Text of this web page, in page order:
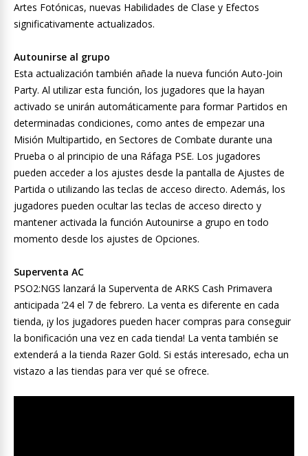
Artes Fotónicas, nuevas Habilidades de Clase y Efectos
significativamente actualizados.
Autounirse al grupo
Esta actualización también añade la nueva función Auto-Join
Party. Al utilizar esta función, los jugadores que la hayan
activado se unirán automáticamente para formar Partidos en
determinadas condiciones, como antes de empezar una
Misión Multipartido, en Sectores de Combate durante una
Prueba o al principio de una Ráfaga PSE. Los jugadores
pueden acceder a los ajustes desde la pantalla de Ajustes de
Partida o utilizando las teclas de acceso directo. Además, los
jugadores pueden ocultar las teclas de acceso directo y
mantener activada la función Autounirse a grupo en todo
momento desde los ajustes de Opciones.
Superventa AC
PSO2:NGS lanzará la Superventa de ARKS Cash Primavera
anticipada ’24 el 7 de febrero. La venta es diferente en cada
tienda, ¡y los jugadores pueden hacer compras para conseguir
la bonificación una vez en cada tienda! La venta también se
extenderá a la tienda Razer Gold. Si estás interesado, echa un
vistazo a las tiendas para ver qué se ofrece.